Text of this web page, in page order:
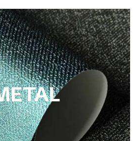
el papel pintado ecológico de fibra de
sin PVC, con colores claros y de